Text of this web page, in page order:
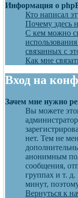
Информация о
Кто написал
Почему здесь
С кем можно
связанных с
Как мне
Вход на
Зачем мне нужно
Вы можете
нет. Тем не
анонимным
сообщения,
группах и т. д.
минут,
Вернуться к